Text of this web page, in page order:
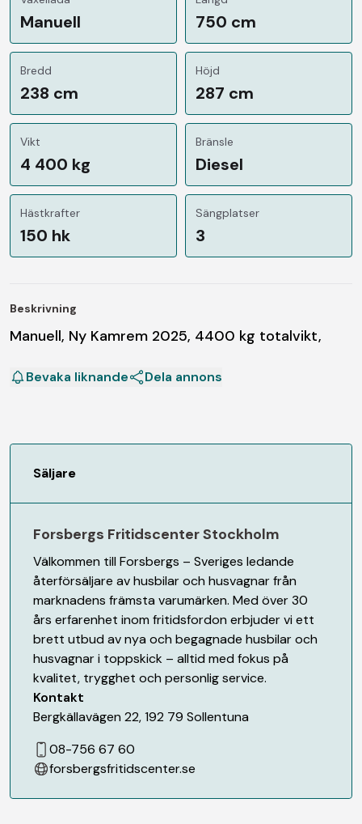
Manuell 750 cm
Bredd
238 cm
Höjd
287 cm
Vikt
4 400 kg
Bränsle
Diesel
Hästkrafter
150 hk
Sängplatser
3
Beskrivning
Manuell, Ny Kamrem 2025, 4400 kg totalvikt,
Bevaka liknande Dela annons
Säljare
Forsbergs Fritidscenter Stockholm
Välkommen till Forsbergs – Sveriges ledande
återförsäljare av husbilar och husvagnar från
marknadens främsta varumärken. Med över 30
års erfarenhet inom fritidsfordon erbjuder vi ett
brett utbud av nya och begagnade husbilar och
husvagnar i toppskick – alltid med fokus på
kvalitet, trygghet och personlig service.
Kontakt
Bergkällavägen 22,192 79 Sollentuna
08-756 67 60
forsbergsfritidscenter.se